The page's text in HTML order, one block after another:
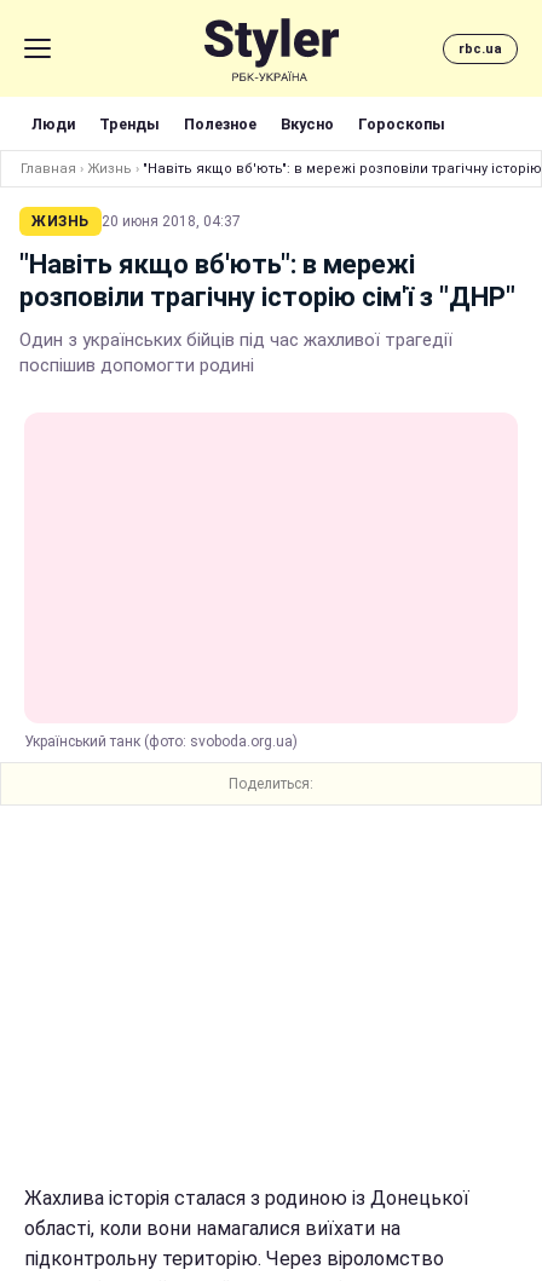
rbc.ua
Люди Тренды Полезное Вкусно Гороскопы
Главная › Жизнь › "Навіть якщо вб'ють": в мережі розповіли трагічну
ЖИЗНЬ 20 июня 2018, 04:37
"Навіть якщо вб'ють": в мережі
розповіли трагічну історію сім'ї з "ДНР"
Один з українських бійців під час жахливої трагедії
поспішив допомогти родині
Український танк (фото: svoboda.org.ua)
Поделиться:
Жахлива історія сталася з родиною із Донецької
області, коли вони намагалися виїхати на
підконтрольну територію. Через віроломство